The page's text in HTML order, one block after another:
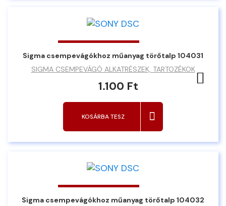
Sigma csempevágókhoz műanyag törőtalp 104031
SIGMA CSEMPEVÁGÓ ALKATRÉSZEK, TARTOZÉKOK
1.100 Ft
KOSÁRBA TESZ
Sigma csempevágókhoz műanyag törőtalp 104032